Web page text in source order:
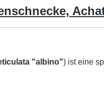
"albino") ist eine